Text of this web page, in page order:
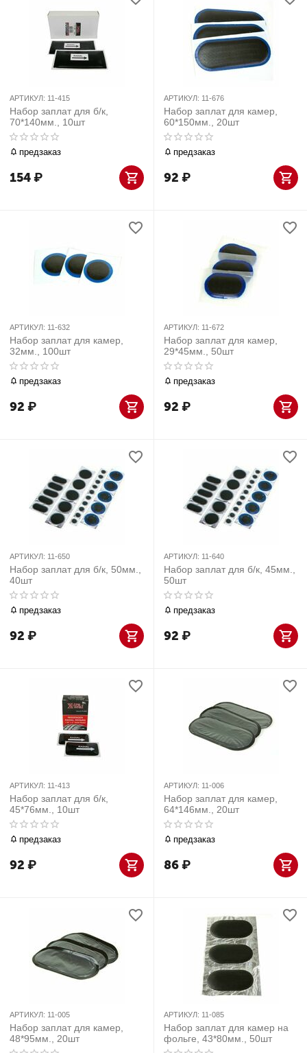
АРТИКУЛ: 11-415
Набор заплат для б/к,
70*140мм., 10шт
предзаказ
154₽
АРТИКУЛ: 11-676
Набор заплат для камер,
60*150мм., 20шт
предзаказ
92 ₽
АРТИКУЛ: 11-632
Набор заплат для камер,
32мм., 100шт
предзаказ
92 ₽
АРТИКУЛ: 11-672
Набор заплат для камер,
29*45мм., 50шт
предзаказ
92 ₽
АРТИКУЛ: 11-650
Набор заплат для б/к, 50мм.,
40шт
предзаказ
92 ₽
АРТИКУЛ: 11-640
Набор заплат для б/к, 45мм.,
50шт
предзаказ
92 ₽
АРТИКУЛ: 11-413
Набор заплат для б/к,
45*76мм., 10шт
предзаказ
92 ₽
АРТИКУЛ: 11-006
Набор заплат для камер,
64*146мм., 20шт
предзаказ
86₽
АРТИКУЛ: 11-005
Набор заплат для камер,
48*95мм., 20шт
АРТИКУЛ: 11-085
Набор заплат для камер на
фольге, 43*80мм., 50шт